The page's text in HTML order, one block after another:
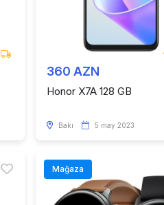
360 AZN
Honor X7A 128 GB
Bakı 5 may 2023
Mağaza